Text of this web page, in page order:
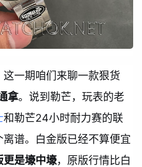
这一期咱们来聊一款狠货
拿。说到勒芒，玩表的老
和勒芒24小时耐力赛的联
谱。白金版已经不算便宜
更是壕中壕，原版行情比白